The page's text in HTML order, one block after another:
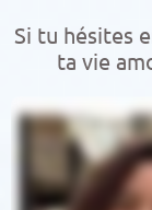
Si tu hésites
ta vie